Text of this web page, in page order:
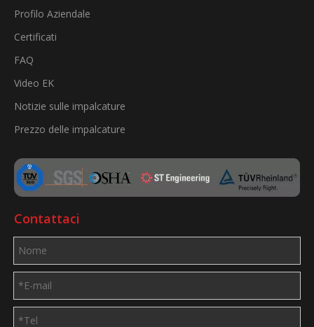
Profilo Aziendale
Certificati
FAQ
Video EK
Notizie sulle impalcature
Prezzo delle impalcature
Contattaci